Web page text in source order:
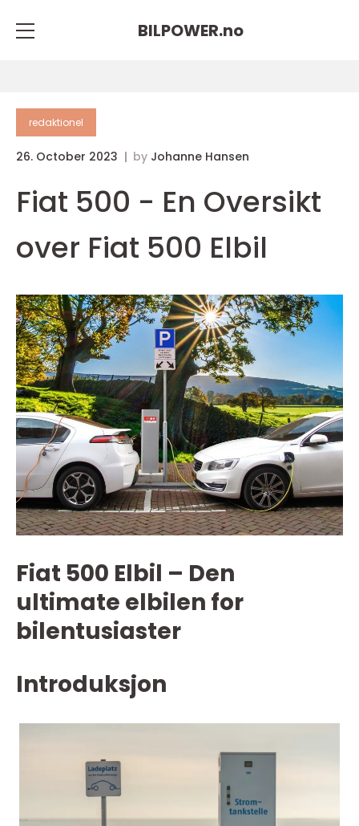
BILPOWER.no
redaktionel
26. October 2023 by Johanne Hansen
Fiat 500 - En Oversikt
over Fiat 500 Elbil
Fiat 500 Elbil – Den
ultimate elbilen for
bilentusiaster
Introduksjon